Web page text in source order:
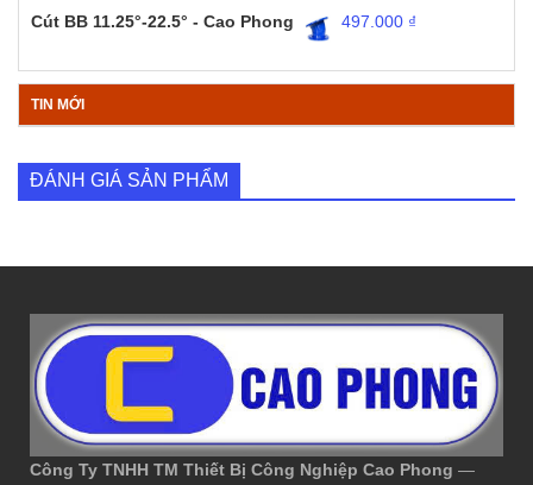
Cút BB 11.25°-22.5° - Cao Phong 497.000 ₫
TIN MỚI
ĐÁNH GIÁ SẢN PHẨM
Công Ty TNHH TM Thiết Bị Công Nghiệp Cao Phong —